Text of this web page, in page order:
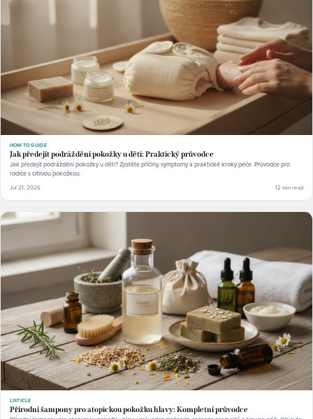
HOW-TO GUIDE
Jak předejít podráždění pokožky u dětí: Praktický průvodce
Jak předejít podráždění pokožky u dětí? Zjistěte příčiny, symptomy a praktické kroky péče. Průvodce pro
rodiče s citlivou pokožkou.
Jul 21, 2026 12 min read
LISTICLE
Přírodní šampony pro atopickou pokožku hlavy: Kompletní průvodce